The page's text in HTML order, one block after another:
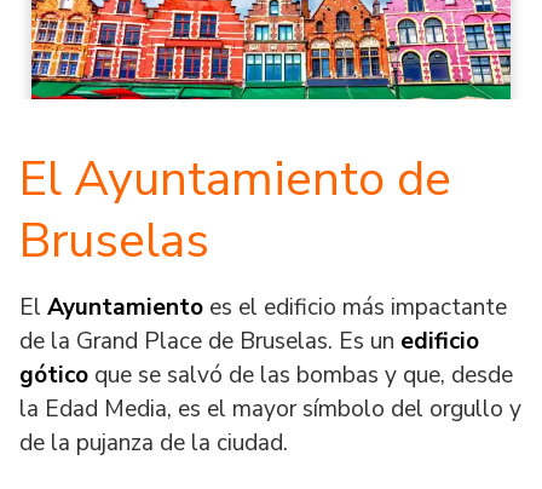
El Ayuntamiento de
Bruselas
El Ayuntamiento es el edificio más impactante
de la Grand Place de Bruselas. Es un edificio
gótico que se salvó de las bombas y que, desde
la Edad Media, es el mayor símbolo del orgullo y
de la pujanza de la ciudad.